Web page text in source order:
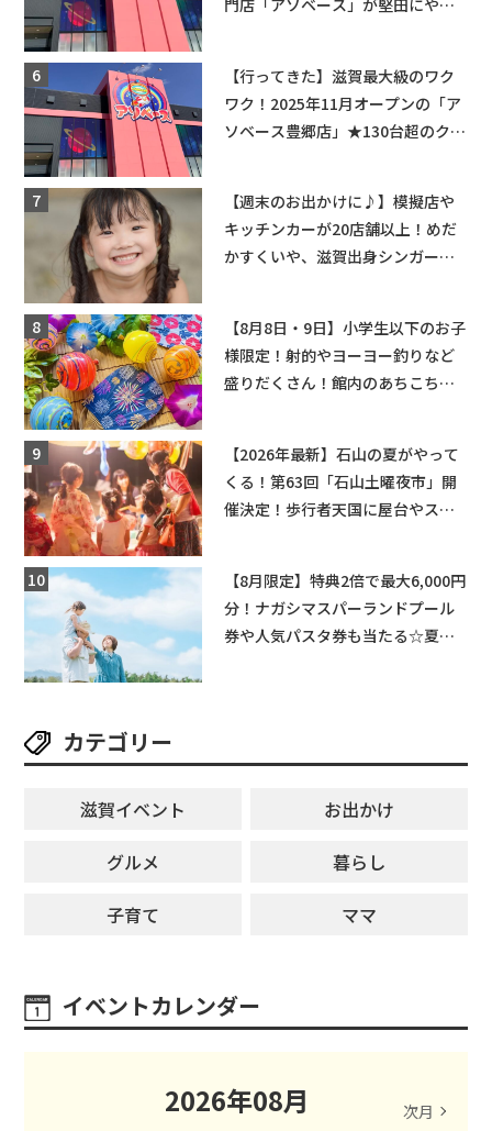
【行ってきた】滋賀最大級のワク
ワク！2025年11月オープンの「ア
ソベース豊郷店」★130台超のクレ
【週末のお出かけに♪】模擬店や
キッチンカーが20店舗以上！めだ
かすくいや、滋賀出身シンガーソ
【8月8日・9日】小学生以下のお子
様限定！射的やヨーヨー釣りなど
盛りだくさん！館内のあちこちに
【2026年最新】石山の夏がやって
くる！第63回「石山土曜夜市」開
催決定！歩行者天国に屋台やステ
【8月限定】特典2倍で最大6,000円
分！ナガシマスパーランドプール
券や人気パスタ券も当たる☆夏休
カテゴリー
滋賀イベント
お出かけ
グルメ
暮らし
子育て
ママ
イベントカレンダー
2026年08月 次月